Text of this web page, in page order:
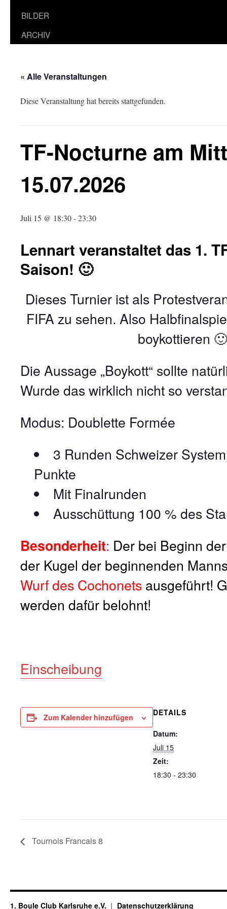
BILDER
ARCHIV
« Alle Veranstaltungen
Diese Veranstaltung hat bereits stattgefunden.
TF-Nocturne am
15.07.2026
Juli 15 @ 18:30-23:30
Lennart veranstaltet das 1.
Saison! 🙂
Dieses Turnier ist als
FIFA zu sehen. Also
boykottieren 🙂
Die Aussage „Boykott“ sollte
Wurde das wirklich nicht so
Modus: Doublette Formée
3 Runden Schweizer
Punkte
Mit Finalrunden
Ausschüttung 100 % des
Besonderheit: Der bei Beginn
der Kugel der beginnenden
Wurf des Cochonets ausgeführt!
werden dafür belohnt!
Einscheibung
Zum Kalender hinzufügen DETAILS
Datum:
Juli 15
Zeit:
18:30 - 23:30
Tournois Francais 8
1. Boule Club Karlsruhe e.V. Datenschutzerklärung